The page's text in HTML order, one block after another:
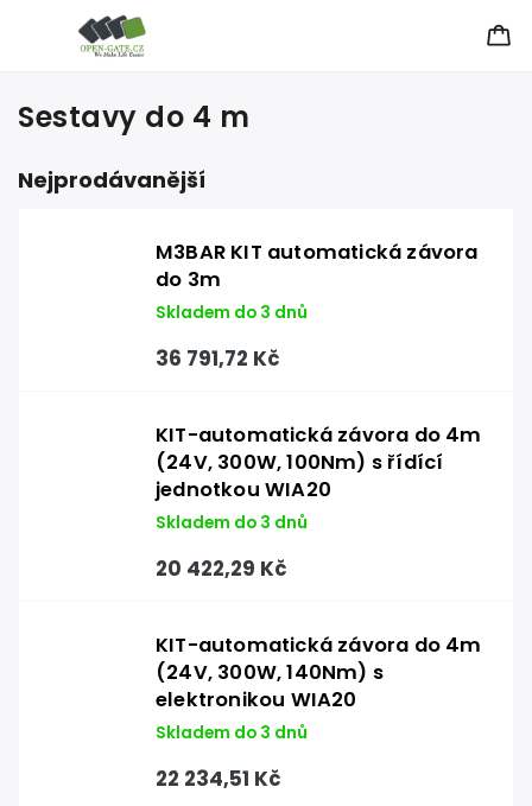
Sestavy do 4 m
Nejprodávanější
M3BAR KIT automatická závora
do 3m
Skladem do 3 dnů
36 791,72 Kč
KIT-automatická závora do 4m
(24V, 300W, 100Nm) s řídící
jednotkou WIA20
Skladem do 3 dnů
20 422,29 Kč
KIT-automatická závora do 4m
(24V, 300W, 140Nm) s
elektronikou WIA20
Skladem do 3 dnů
22 234,51 Kč